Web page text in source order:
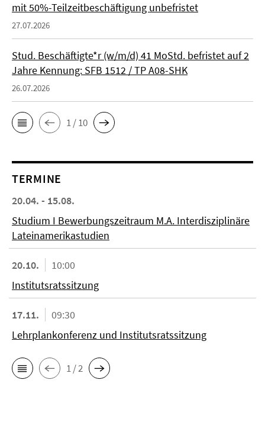
mit 50%-Teilzeitbeschäftigung unbefristet
27.07.2026
Stud. Beschäftigte*r (w/m/d) 41 MoStd. befristet auf 2
Jahre Kennung: SFB 1512 / TP A08-SHK
26.07.2026
1 / 10
TERMINE
20.04. - 15.08.
Studium I Bewerbungszeitraum M.A. Interdisziplinäre
Lateinamerikastudien
20.10.
10:00
Institutsratssitzung
17.11.
09:30
Lehrplankonferenz und Institutsratssitzung
1 / 2